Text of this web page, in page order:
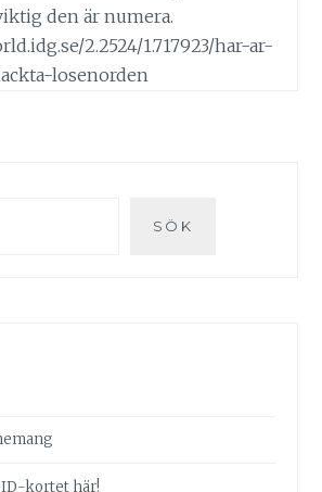
den är numera.
2.2524/1.717923/har-ar-
losenorden
SÖK
ID-kortet här!